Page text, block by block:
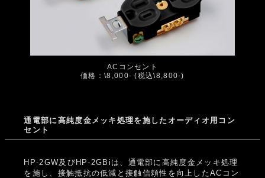
ACコンセント
価格：\8,000- (税込\8,800-)
通電部に高純度金メッキ処理を施したオーディオ用コン
セント
HP-2GW及びHP-2GBiは、通電部に高純度金メッキ処理
を施し、接触抵抗の低減と接触信頼性を向上したACコン